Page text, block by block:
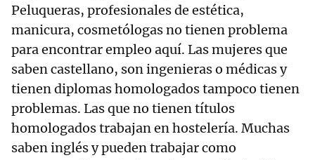
Peluqueras, profesionales de estética,
manicura, cosmetólogas no tienen problema
para encontrar empleo aquí. Las mujeres que
saben castellano, son ingenieras o médicas y
tienen diplomas homologados tampoco tienen
problemas. Las que no tienen títulos
homologados trabajan en hostelería. Muchas
saben inglés y pueden trabajar como